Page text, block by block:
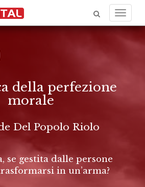
Menu
della perfezione
morale
Del Popolo Riolo
se gestita dalle persone
in un’arma?